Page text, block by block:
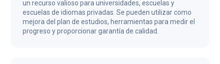
un recurso valioso para universidades, escuelas y
escuelas de idiomas privadas. Se pueden utilizar como
mejora del plan de estudios, herramientas para medir el
progreso y proporcionar garantía de calidad.